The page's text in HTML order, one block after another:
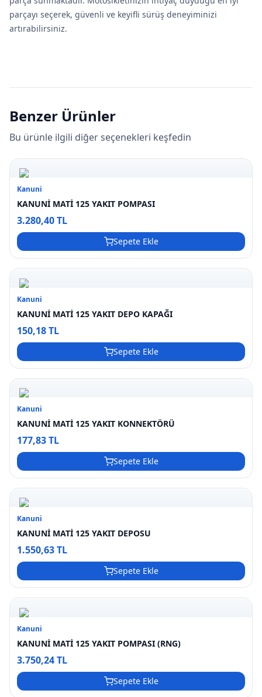
parçayı seçerek, güvenli ve keyifli sürüş deneyiminizi
artırabilirsiniz.
Benzer Ürünler
Bu ürünle ilgili diğer seçenekleri keşfedin
Kanuni
KANUNİ MATİ 125 YAKIT POMPASI
3.280,40 TL
Sepete Ekle
Kanuni
KANUNİ MATİ 125 YAKIT DEPO KAPAĞI
150,18 TL
Sepete Ekle
Kanuni
KANUNİ MATİ 125 YAKIT KONNEKTÖRÜ
177,83 TL
Sepete Ekle
Kanuni
KANUNİ MATİ 125 YAKIT DEPOSU
1.550,63 TL
Sepete Ekle
Kanuni
KANUNİ MATİ 125 YAKIT POMPASI (RNG)
3.750,24 TL
Sepete Ekle